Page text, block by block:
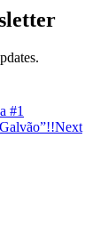
#1
Next